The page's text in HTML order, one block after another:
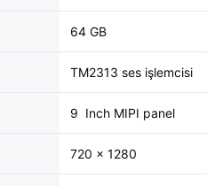
64 GB
TM2313 ses işlemcisi
9 Inch MIPI panel
720 × 1280